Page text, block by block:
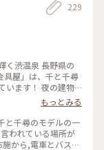
229
長野県の
具屋」は、千と千尋
います！ 夜の建物
て、寒い外気にあた
もっとみる
と千尋のモデルの一
われている場所が